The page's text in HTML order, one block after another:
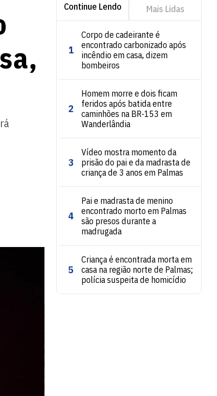
Continue Lendo Mais Lidas
1
Corpo de cadeirante é
encontrado carbonizado após
incêndio em casa, dizem
bombeiros
2
Homem morre e dois ficam
feridos após batida entre
caminhões na BR-153 em
Wanderlândia
3
Vídeo mostra momento da
prisão do pai e da madrasta de
criança de 3 anos em Palmas
4
Pai e madrasta de menino
encontrado morto em Palmas
são presos durante a
madrugada
5
Criança é encontrada morta em
casa na região norte de Palmas;
polícia suspeita de homicídio